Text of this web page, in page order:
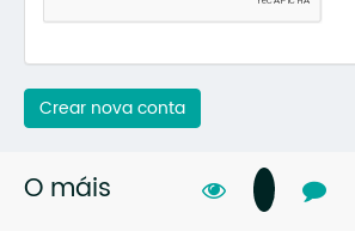
Crear nova conta
O máis